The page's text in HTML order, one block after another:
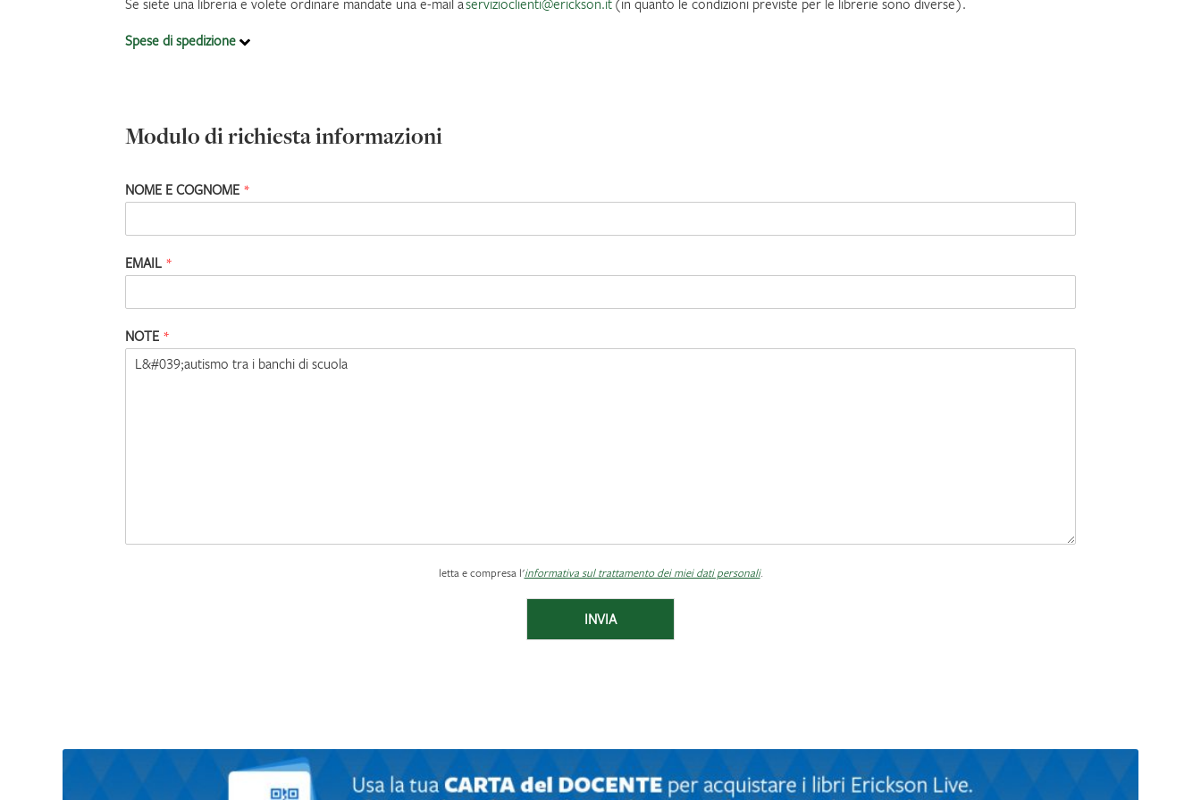
Spese di spedizione
Modulo di richiesta informazioni
NOME E COGNOME *
EMAIL *
NOTE *
letta e compresa l'informativa sul trattamento dei miei dati personali.
INVIA